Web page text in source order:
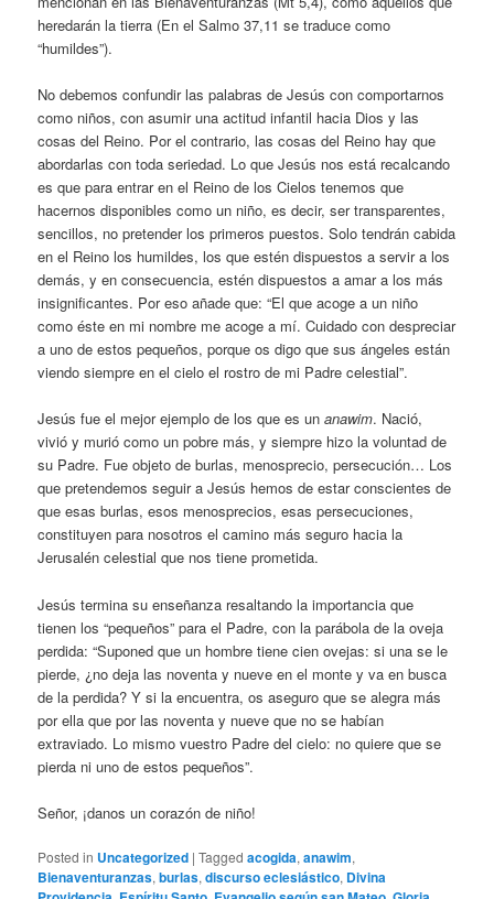
heredarán la tierra (En el Salmo 37,11 se traduce como
“humildes”).
No debemos confundir las palabras de Jesús con comportarnos
como niños, con asumir una actitud infantil hacia Dios y las
cosas del Reino. Por el contrario, las cosas del Reino hay que
abordarlas con toda seriedad. Lo que Jesús nos está recalcando
es que para entrar en el Reino de los Cielos tenemos que
hacernos disponibles como un niño, es decir, ser transparentes,
sencillos, no pretender los primeros puestos. Solo tendrán cabida
en el Reino los humildes, los que estén dispuestos a servir a los
demás, y en consecuencia, estén dispuestos a amar a los más
insignificantes. Por eso añade que: “El que acoge a un niño
como éste en mi nombre me acoge a mí. Cuidado con despreciar
a uno de estos pequeños, porque os digo que sus ángeles están
viendo siempre en el cielo el rostro de mi Padre celestial”.
Jesús fue el mejor ejemplo de los que es unanawim. Nació,
vivió y murió como un pobre más, y siempre hizo la voluntad de
su Padre. Fue objeto de burlas, menosprecio, persecución… Los
que pretendemos seguir a Jesús hemos de estar conscientes de
que esas burlas, esos menosprecios, esas persecuciones,
constituyen para nosotros el camino más seguro hacia la
Jerusalén celestial que nos tiene prometida.
Jesús termina su enseñanza resaltando la importancia que
tienen los “pequeños” para el Padre, con la parábola de la oveja
perdida: “Suponed que un hombre tiene cien ovejas: si una se le
pierde, ¿no deja las noventa y nueve en el monte y va en busca
de la perdida? Y si la encuentra, os aseguro que se alegra más
por ella que por las noventa y nueve que no se habían
extraviado. Lo mismo vuestro Padre del cielo: no quiere que se
pierda ni uno de estos pequeños”.
Señor, ¡danos un corazón de niño!
Posted in Uncategorized |Tagged acogida,anawim,
Bienaventuranzas,burlas,discurso eclesiástico, Divina